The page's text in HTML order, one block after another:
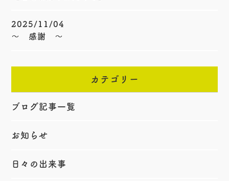
2025/11/04
〜 感謝 〜
カテゴリー
ブログ記事一覧
お知らせ
日々の出来事